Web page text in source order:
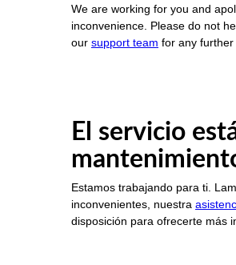
We are working for you and
inconvenience. Please do not
our support team for any
El servicio
Estamos trabajando para ti.
inconvenientes, nuestra
disposición para ofrecerte más